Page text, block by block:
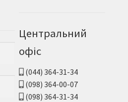
Центральний
офіс
(044) 364-31-34
(098) 364-00-07
(098) 364-31-34